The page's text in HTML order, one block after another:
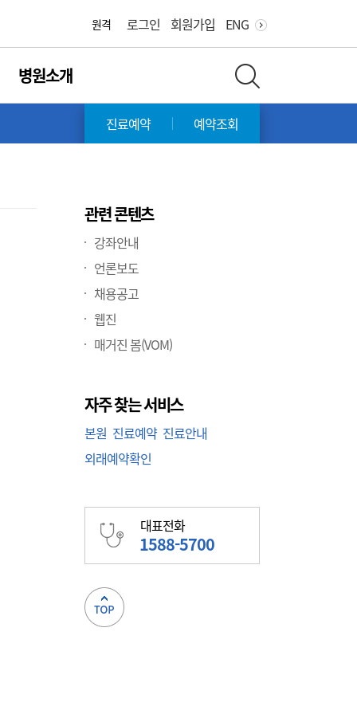
원격 로그인 회원가입 ENG
병원소개
진료예약 예약조회
관련 콘텐츠
강좌안내
언론보도
채용공고
웹진
매거진 봄(VOM)
자주 찾는 서비스
본원 진료예약 진료안내
외래예약확인
대표전화
1588-5700